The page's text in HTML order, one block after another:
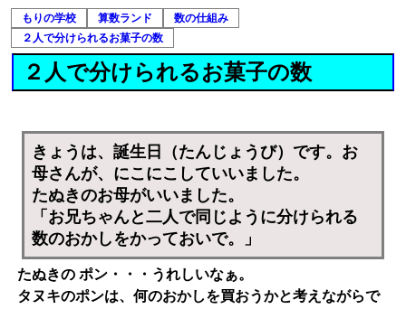
もりの学校 算数ランド
数の仕組み
２人で分けられるお菓子の数
２人で分けられるお菓子の数
きょうは、誕生日（たんじょうび）です。お
母さんが、にこにこしていいました。
たぬきのお母がいいました。
「お兄ちゃんと二人で同じように分けられる
数のおかしをかっておいで。」
たぬきの ポン・・・うれしいなぁ。
タヌキのポンは、何のおかしを買おうかと考えながらで